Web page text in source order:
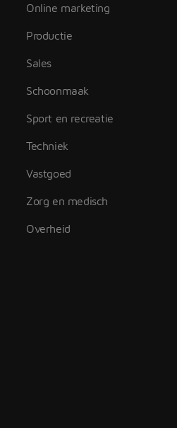
Online marketing
Productie
Sales
Schoonmaak
Sport en recreatie
Techniek
Vastgoed
Zorg en medisch
Overheid